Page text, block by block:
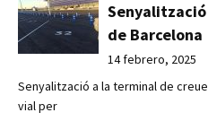
de Barcelona
14 febrero, 2025
Senyalització a la terminal de
vial per